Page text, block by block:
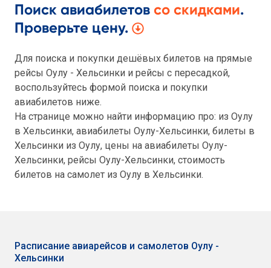
Поиск авиабилетов со скидками.
Проверьте цену.
Для поиска и покупки дешёвых билетов на прямые
рейсы Оулу - Хельсинки и рейсы с пересадкой,
воспользуйтесь формой поиска и покупки
авиабилетов ниже.
На странице можно найти информацию про: из Оулу
в Хельсинки, авиабилеты Оулу-Хельсинки, билеты в
Хельсинки из Оулу, цены на авиабилеты Оулу-
Хельсинки, рейсы Оулу-Хельсинки, стоимость
билетов на самолет из Оулу в Хельсинки.
Расписание авиарейсов и самолетов Оулу -
Хельсинки